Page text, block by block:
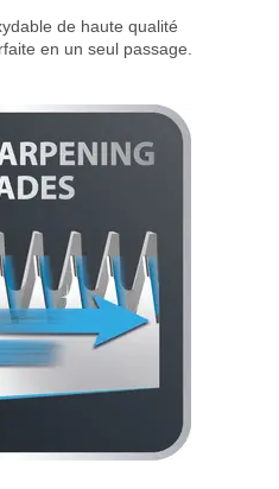
de haute qualité
en un seul passage.